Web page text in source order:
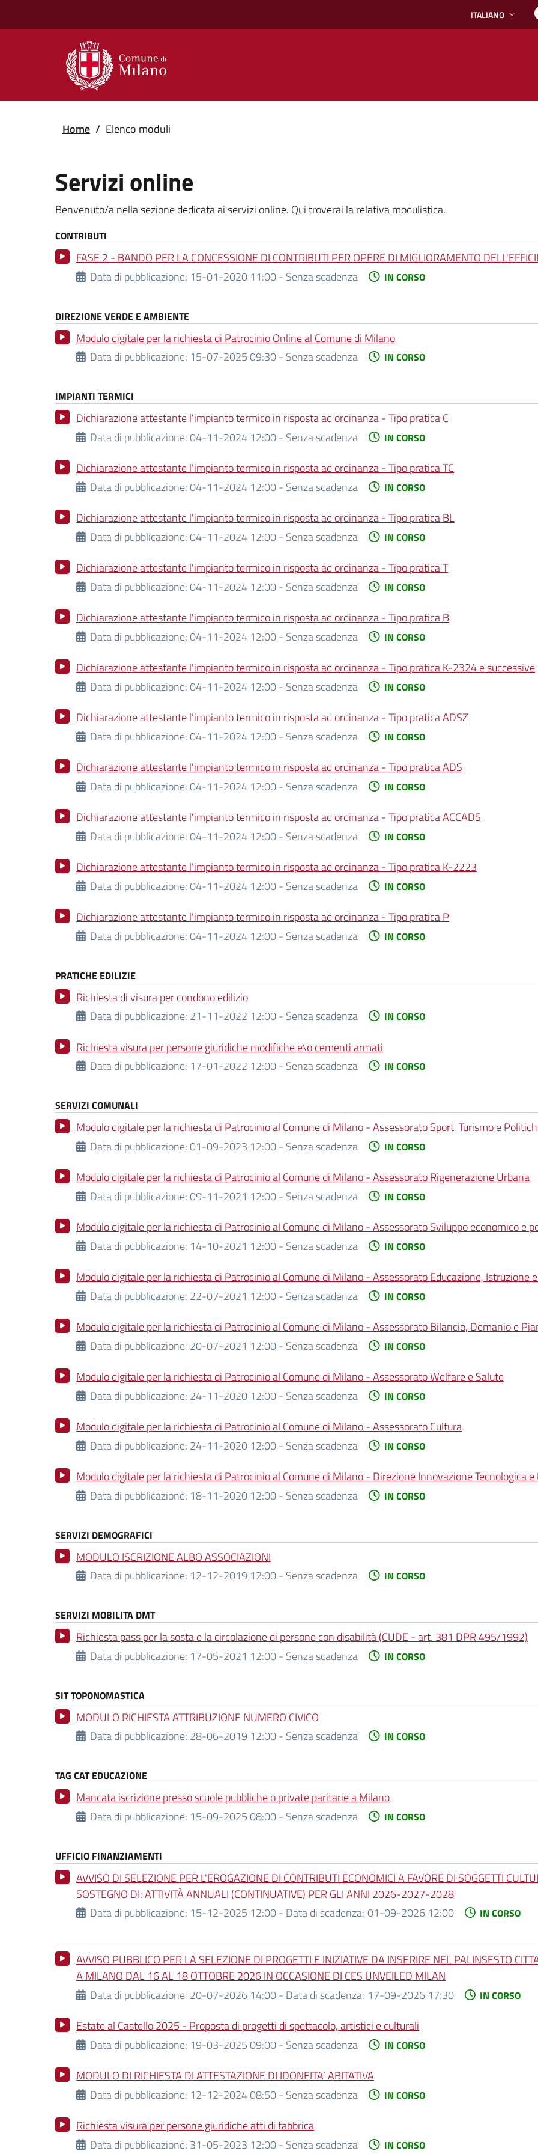
LINGUA ATTIVA:
ITALIANO
Home / Elenco moduli
Servizi online
Benvenuto/a nella sezione dedicata ai servizi online. Qui troverai la relativa modulistica.
CONTRIBUTI
FASE 2 - BANDO PER LA CONCESSIONE DI CONTRIBUTI PER OPERE DI MIGLIORAMENTO
Data di pubblicazione: 15-01-2020 11:00 - Senza scadenza IN CORSO
DIREZIONE VERDE E AMBIENTE
Modulo digitale per la richiesta di Patrocinio Online al Comune di Milano
Data di pubblicazione: 15-07-2025 09:30 - Senza scadenza IN CORSO
IMPIANTI TERMICI
Dichiarazione attestante l'impianto termico in risposta ad ordinanza - Tipo pratica C
Data di pubblicazione: 04-11-2024 12:00 - Senza scadenza IN CORSO
Dichiarazione attestante l'impianto termico in risposta ad ordinanza - Tipo pratica TC
Data di pubblicazione: 04-11-2024 12:00 - Senza scadenza IN CORSO
Dichiarazione attestante l'impianto termico in risposta ad ordinanza - Tipo pratica BL
Data di pubblicazione: 04-11-2024 12:00 - Senza scadenza IN CORSO
Dichiarazione attestante l'impianto termico in risposta ad ordinanza - Tipo pratica T
Data di pubblicazione: 04-11-2024 12:00 - Senza scadenza IN CORSO
Dichiarazione attestante l'impianto termico in risposta ad ordinanza - Tipo pratica B
Data di pubblicazione: 04-11-2024 12:00 - Senza scadenza IN CORSO
Dichiarazione attestante l'impianto termico in risposta ad ordinanza - Tipo pratica K-2324 e successive
Data di pubblicazione: 04-11-2024 12:00 - Senza scadenza IN CORSO
Dichiarazione attestante l'impianto termico in risposta ad ordinanza - Tipo pratica ADSZ
Data di pubblicazione: 04-11-2024 12:00 - Senza scadenza IN CORSO
Dichiarazione attestante l'impianto termico in risposta ad ordinanza - Tipo pratica ADS
Data di pubblicazione: 04-11-2024 12:00 - Senza scadenza IN CORSO
Dichiarazione attestante l'impianto termico in risposta ad ordinanza - Tipo pratica ACCADS
Data di pubblicazione: 04-11-2024 12:00 - Senza scadenza IN CORSO
Dichiarazione attestante l'impianto termico in risposta ad ordinanza - Tipo pratica K-2223
Data di pubblicazione: 04-11-2024 12:00 - Senza scadenza IN CORSO
Dichiarazione attestante l'impianto termico in risposta ad ordinanza - Tipo pratica P
Data di pubblicazione: 04-11-2024 12:00 - Senza scadenza IN CORSO
PRATICHE EDILIZIE
Richiesta di visura per condono edilizio
Data di pubblicazione: 21-11-2022 12:00 - Senza scadenza IN CORSO
Richiesta visura per persone giuridiche modifiche e\o cementi armati
Data di pubblicazione: 17-01-2022 12:00 - Senza scadenza IN CORSO
SERVIZI COMUNALI
Modulo digitale per la richiesta di Patrocinio al Comune di Milano - Assessorato Sport, Turismo e
Data di pubblicazione: 01-09-2023 12:00 - Senza scadenza IN CORSO
Modulo digitale per la richiesta di Patrocinio al Comune di Milano - Assessorato Rigenerazione Urbana
Data di pubblicazione: 09-11-2021 12:00 - Senza scadenza IN CORSO
Modulo digitale per la richiesta di Patrocinio al Comune di Milano - Assessorato Sviluppo economico e
Data di pubblicazione: 14-10-2021 12:00 - Senza scadenza IN CORSO
Modulo digitale per la richiesta di Patrocinio al Comune di Milano - Assessorato Educazione, Istruzione
Data di pubblicazione: 22-07-2021 12:00 - Senza scadenza IN CORSO
Modulo digitale per la richiesta di Patrocinio al Comune di Milano - Assessorato Bilancio, Demanio e
Data di pubblicazione: 20-07-2021 12:00 - Senza scadenza IN CORSO
Modulo digitale per la richiesta di Patrocinio al Comune di Milano - Assessorato Welfare e Salute
Data di pubblicazione: 24-11-2020 12:00 - Senza scadenza IN CORSO
Modulo digitale per la richiesta di Patrocinio al Comune di Milano - Assessorato Cultura
Data di pubblicazione: 24-11-2020 12:00 - Senza scadenza IN CORSO
Modulo digitale per la richiesta di Patrocinio al Comune di Milano - Direzione Innovazione Tecnologica
Data di pubblicazione: 18-11-2020 12:00 - Senza scadenza IN CORSO
SERVIZI DEMOGRAFICI
MODULO ISCRIZIONE ALBO ASSOCIAZIONI
Data di pubblicazione: 12-12-2019 12:00 - Senza scadenza IN CORSO
SERVIZI MOBILITA DMT
Richiesta pass per la sosta e la circolazione di persone con disabilità (CUDE - art. 381 DPR 495/1992)
Data di pubblicazione: 17-05-2021 12:00 - Senza scadenza IN CORSO
SIT TOPONOMASTICA
MODULO RICHIESTA ATTRIBUZIONE NUMERO CIVICO
Data di pubblicazione: 28-06-2019 12:00 - Senza scadenza IN CORSO
TAG CAT EDUCAZIONE
Mancata iscrizione presso scuole pubbliche o private paritarie a Milano
Data di pubblicazione: 15-09-2025 08:00 - Senza scadenza IN CORSO
UFFICIO FINANZIAMENTI
AVVISO DI SELEZIONE PER L'EROGAZIONE DI CONTRIBUTI ECONOMICI A FAVORE DI SOGGETTI
SOSTEGNO DI: ATTIVITÀ ANNUALI (CONTINUATIVE) PER GLI ANNI 2026-2027-2028
Data di pubblicazione: 15-12-2025 12:00 - Data di scadenza: 01-09-2026 12:00 IN CORSO
AVVISO PUBBLICO PER LA SELEZIONE DI PROGETTI E INIZIATIVE DA INSERIRE NEL PALINSESTO
A MILANO DAL 16 AL 18 OTTOBRE 2026 IN OCCASIONE DI CES UNVEILED MILAN
Data di pubblicazione: 20-07-2026 14:00 - Data di scadenza: 17-09-2026 17:30 IN CORSO
Estate al Castello 2025 - Proposta di progetti di spettacolo, artistici e culturali
Data di pubblicazione: 19-03-2025 09:00 - Senza scadenza IN CORSO
MODULO DI RICHIESTA DI ATTESTAZIONE DI IDONEITA’ ABITATIVA
Data di pubblicazione: 12-12-2024 08:50 - Senza scadenza IN CORSO
Richiesta visura per persone giuridiche atti di fabbrica
Data di pubblicazione: 31-05-2023 12:00 - Senza scadenza IN CORSO